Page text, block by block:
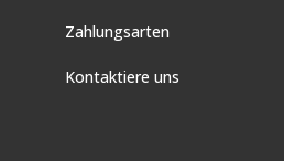
Zahlungsarten
Kontaktiere uns